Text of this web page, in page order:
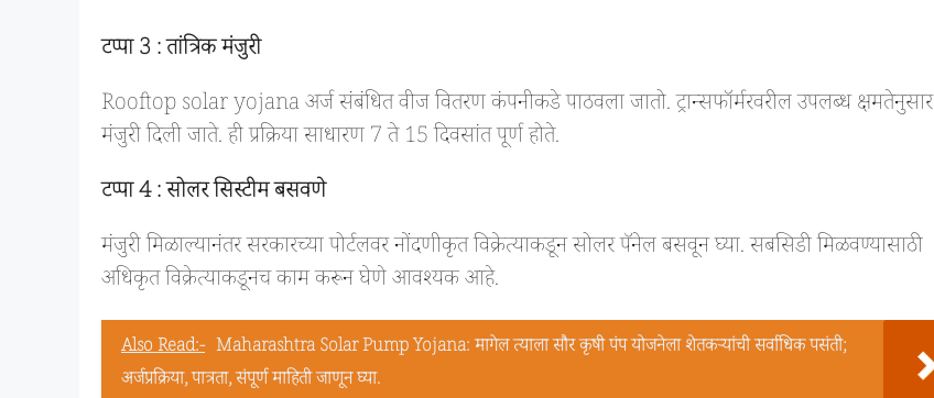
टप्पा 3 : तांत्रिक मंजुरी
Rooftop solar yojana अर्ज संबंधित वीज वितरण कंपनीकडे पाठवला जातो. ट्रान्सफॉर्मरवरील उपलब्ध क्षमतेनुसार
मंजुरी दिली जाते. ही प्रक्रिया साधारण 7 ते 15 दिवसांत पूर्ण होते.
टप्पा 4 : सोलर सिस्टीम बसवणे
मंजुरी मिळाल्यानंतर सरकारच्या पोर्टलवर नोंदणीकृत विक्रेत्याकडून सोलर पॅनेल बसवून घ्या. सबसिडी मिळवण्यासाठी
अधिकृत विक्रेत्याकडूनच काम करून घेणे आवश्यक आहे.
Also Read:- Maharashtra Solar Pump Yojana: मागेल त्याला सौर कृषी पंप योजनेला शेतकऱ्यांची सर्वाधिक पसंती;
अर्जप्रक्रिया, पात्रता, संपूर्ण माहिती जाणून घ्या.